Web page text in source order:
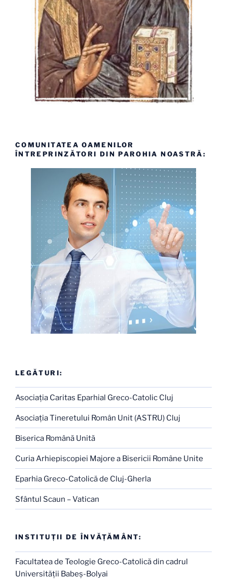
COMUNITATEA OAMENILOR
ÎNTREPRINZĂTORI DIN PAROHIA NOASTRĂ:
LEGĂTURI:
Asociaţia Caritas Eparhial Greco-Catolic Cluj
Asociaţia Tineretului Român Unit (ASTRU) Cluj
Biserica Română Unită
Curia Arhiepiscopiei Majore a Bisericii Române Unite
Eparhia Greco-Catolică de Cluj-Gherla
Sfântul Scaun – Vatican
INSTITUŢII DE ÎNVĂŢĂMÂNT:
Facultatea de Teologie Greco-Catolică din cadrul
Universităţii Babeş-Bolyai